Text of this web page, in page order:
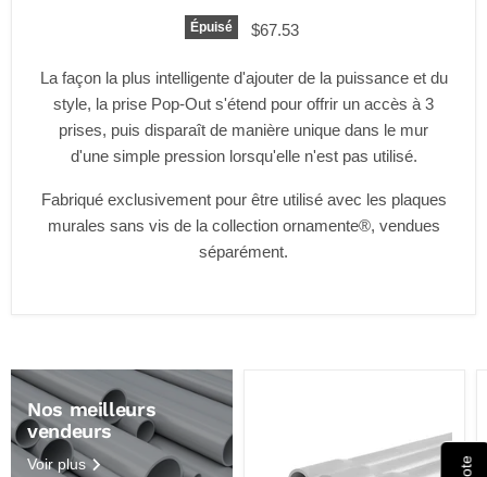
Épuisé $67.53
La façon la plus intelligente d'ajouter de la puissance et du
style, la prise Pop-Out s'étend pour offrir un accès à 3
prises, puis disparaît de manière unique dans le mur
d'une simple pression lorsqu'elle n'est pas utilisé.
Fabriqué exclusivement pour être utilisé avec les plaques
murales sans vis de la collection ornamente®, vendues
séparément.
Nos meilleurs
vendeurs
Voir plus